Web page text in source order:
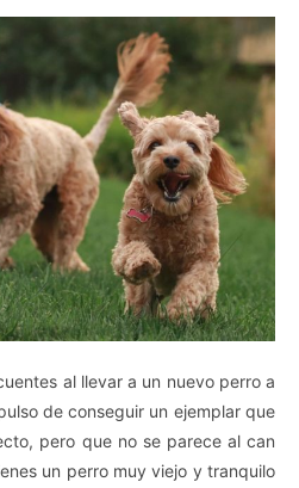
al llevar a un nuevo perro a
de conseguir un ejemplar que
pero que no se parece al can
un perro muy viejo y tranquilo